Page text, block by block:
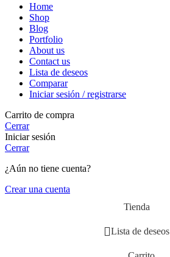
Home
Shop
Blog
Portfolio
About us
Contact us
Lista de deseos
Comparar
Iniciar sesión / registrarse
Carrito de compra
Cerrar
Iniciar sesión
Cerrar
¿Aún no tiene cuenta?
Crear una cuenta
Tienda
Lista de deseos